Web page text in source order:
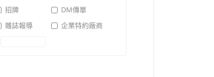
招牌
DM傳單
雜誌報導
企業特約廠商